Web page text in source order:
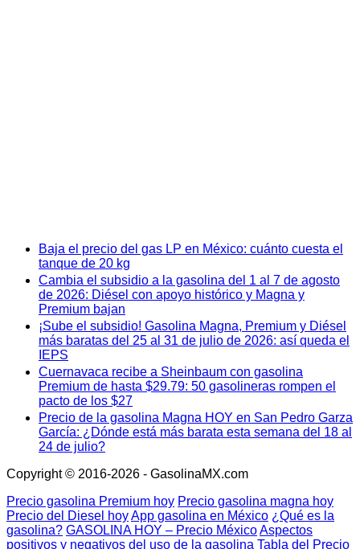
Baja el precio del gas LP en México: cuánto cuesta el
tanque de 20 kg
Cambia el subsidio a la gasolina del 1 al 7 de agosto
de 2026: Diésel con apoyo histórico y Magna y
Premium bajan
¡Sube el subsidio! Gasolina Magna, Premium y Diésel
más baratas del 25 al 31 de julio de 2026: así queda el
IEPS
Cuernavaca recibe a Sheinbaum con gasolina
Premium de hasta $29.79: 50 gasolineras rompen el
pacto de los $27
Precio de la gasolina Magna HOY en San Pedro Garza
García: ¿Dónde está más barata esta semana del 18 al
24 de julio?
Copyright © 2016-2026 - GasolinaMX.com
Precio gasolina Premium hoy Precio gasolina magna hoy
Precio del Diesel hoyApp gasolina en México ¿Qué es la
gasolina? GASOLINA HOY – Precio MéxicoAspectos
positivos y negativos del uso de la gasolina Tabla del Precio